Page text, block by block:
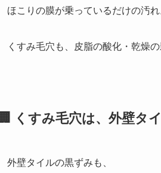
ほこりの膜が乗っているだけの汚れ
くすみ毛穴も、皮脂の酸化・乾燥
🏢 くすみ毛穴は、外壁タ
外壁タイルの黒ずみも、